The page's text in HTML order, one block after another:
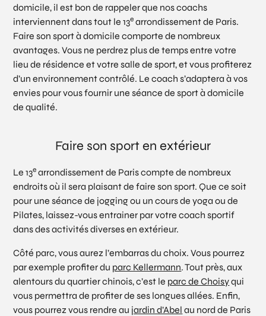
domicile, il est bon de rappeler que nos coachs
interviennent dans tout le 13e arrondissement de Paris.
Faire son sport à domicile comporte de nombreux
avantages. Vous ne perdrez plus de temps entre votre
lieu de résidence et votre salle de sport, et vous profiterez
d’un environnement contrôlé. Le coach s’adaptera à vos
envies pour vous fournir une séance de sport à domicile
de qualité.
Faire son sport en extérieur
Le 13e arrondissement de Paris compte de nombreux
endroits où il sera plaisant de faire son sport. Que ce soit
pour une séance de jogging ou un cours de yoga ou de
Pilates, laissez-vous entrainer par votre coach sportif
dans des activités diverses en extérieur.
Côté parc, vous aurez l’embarras du choix. Vous pourrez
par exemple profiter du parc Kellermann. Tout près, aux
alentours du quartier chinois, c’est le parc de Choisyqui
vous permettra de profiter de ses longues allées. Enfin,
vous pourrez vous rendre au jardin d’Abel au nord de Paris